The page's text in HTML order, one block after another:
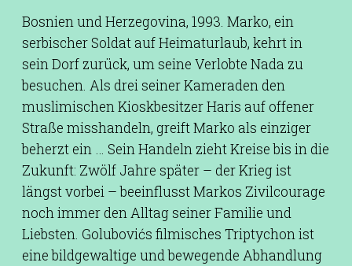
Bosnien und Herzegovina, 1993. Marko, ein
serbischer Soldat auf Heimaturlaub, kehrt in
sein Dorf zurück, um seine Verlobte Nada zu
besuchen. Als drei seiner Kameraden den
muslimischen Kioskbesitzer Haris auf offener
Straße misshandeln, greift Marko als einziger
beherzt ein … Sein Handeln zieht Kreise bis in die
Zukunft: Zwölf Jahre später – der Krieg ist
längst vorbei – beeinflusst Markos Zivilcourage
noch immer den Alltag seiner Familie und
Liebsten. Golubovićs filmisches Triptychon ist
eine bildgewaltige und bewegende Abhandlung